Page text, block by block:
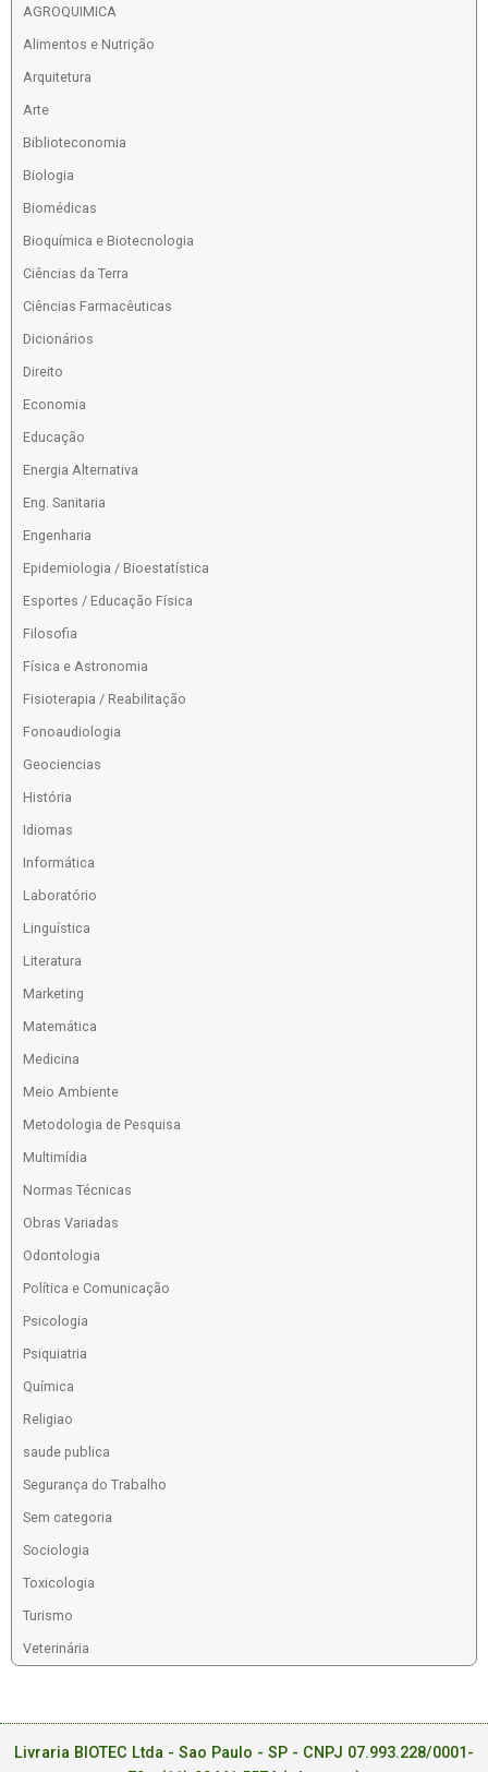
AGROQUIMICA
Alimentos e Nutrição
Arquitetura
Arte
Biblioteconomia
Biologia
Biomédicas
Bioquímica e Biotecnologia
Ciências da Terra
Ciências Farmacêuticas
Dicionários
Direito
Economia
Educação
Energia Alternativa
Eng. Sanitaria
Engenharia
Epidemiologia / Bioestatística
Esportes / Educação Física
Filosofia
Física e Astronomia
Fisioterapia / Reabilitação
Fonoaudiologia
Geociencias
História
Idiomas
Informática
Laboratório
Linguística
Literatura
Marketing
Matemática
Medicina
Meio Ambiente
Metodologia de Pesquisa
Multimídia
Normas Técnicas
Obras Variadas
Odontologia
Política e Comunicação
Psicologia
Psiquiatria
Química
Religiao
saude publica
Segurança do Trabalho
Sem categoria
Sociologia
Toxicologia
Turismo
Veterinária
Livraria BIOTEC Ltda - Sao Paulo - SP - CNPJ 07.993.228/0001-